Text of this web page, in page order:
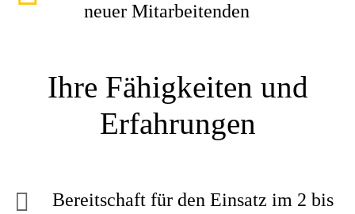
neuer Mitarbeitenden
Ihre Fähigkeiten und
Erfahrungen
Bereitschaft für den Einsatz im 2 bis